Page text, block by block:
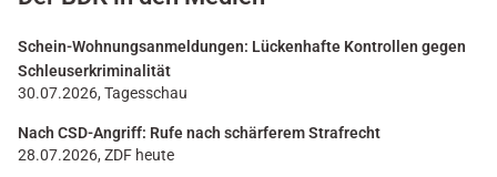
Schein-Wohnungsanmeldungen: Lückenhafte Kontrollen gegen
Schleuserkriminalität
30.07.2026, Tagesschau
Nach CSD-Angriff: Rufe nach schärferem Strafrecht
28.07.2026, ZDF heute